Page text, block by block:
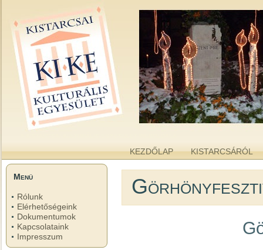
KEZDŐLAP KISTARCSÁRÓL
Menü
Rólunk
Elérhetőségeink
Dokumentumok
Kapcsolataink
Impresszum